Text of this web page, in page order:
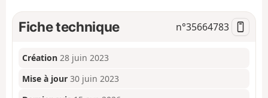
Fiche technique n°35664783
Création 28 juin 2023
Mise à jour 30 juin 2023